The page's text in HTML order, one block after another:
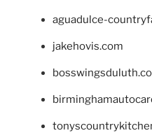
aguadulce-
jakehovis.com